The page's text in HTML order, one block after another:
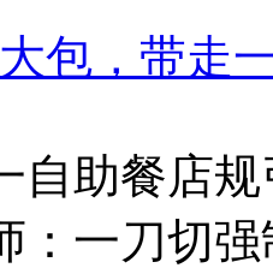
包，带走
助餐店规
刀切强